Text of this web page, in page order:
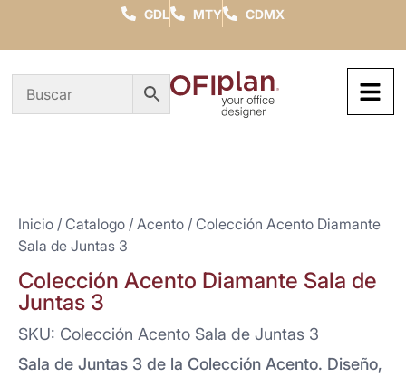
GDL MTY CDMX
Inicio / Catalogo / Acento / Colección Acento Diamante
Sala de Juntas 3
Colección Acento Diamante Sala de
Juntas 3
SKU: Colección Acento Sala de Juntas 3
Sala de Juntas 3 de la Colección Acento. Diseño,